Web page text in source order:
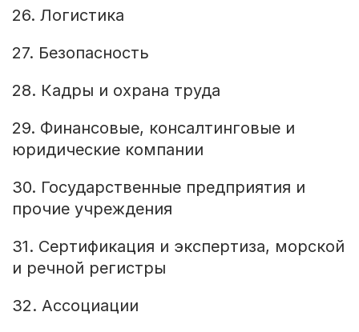
26. Логистика
27. Безопасность
28. Кадры и охрана труда
29. Финансовые, консалтинговые и
юридические компании
30. Государственные предприятия и
прочие учреждения
31. Сертификация и экспертиза, морской
и речной регистры
32. Ассоциации